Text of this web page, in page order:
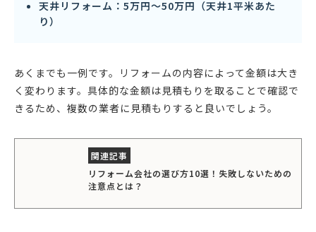
天井リフォーム：5万円〜50万円（天井1平米あた
り）
あくまでも一例です。リフォームの内容によって金額は大き
く変わります。具体的な金額は見積もりを取ることで確認で
きるため、複数の業者に見積もりすると良いでしょう。
リフォーム会社の選び方10選！失敗しないための
注意点とは？